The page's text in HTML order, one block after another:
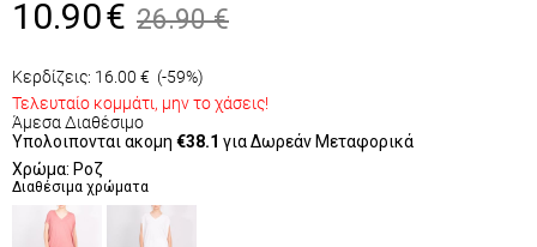
10.90€ 26.90 €
Κερδίζεις: 16.00 € (-59%)
Τελευταίο κομμάτι, μην το χάσεις!
Άμεσα Διαθέσιμο
Υπολοιπονται ακομη €38.1 για Δωρεάν Μεταφορικά
Χρώμα: Ροζ
Διαθέσιμα χρώματα